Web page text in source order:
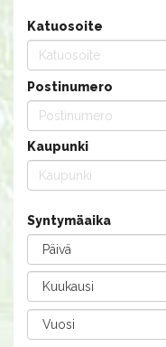
Katuosoite
Postinumero
Kaupunki
Syntymäaika